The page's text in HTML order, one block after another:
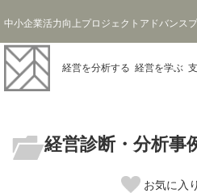
中小企業活力向上プロジェクトアドバンス
経営を分析する 経営を学ぶ
経営診断・分析事
お気に入